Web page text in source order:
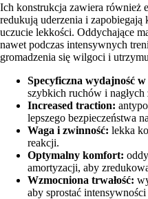
Ich konstrukcja zawiera również
redukują uderzenia i
uczucie lekkości. Oddychające
nawet podczas intensywnych
gromadzenia się wilgoci i
Specyficzna wydajność w
szybkich ruchów i
Increased traction:
lepszego bezpieczeństwa
Waga i zwinność: lekka
reakcji.
Optymalny komfort:
amortyzacji, aby
Wzmocniona trwałość:
aby sprostać